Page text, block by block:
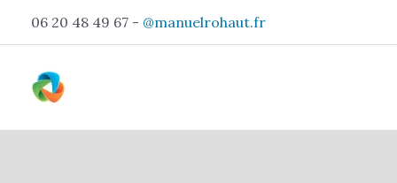
contenu
06 20 48 49 67 - @manuelrohaut.fr